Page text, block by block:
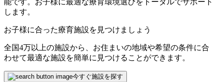
します。
お子様に合った療育施設を見つけましょう
全国4万以上の施設から、お住まいの地域や希望の条件に合
わせて最適な施設を簡単に見つけることができます。
今すぐ施設を探す